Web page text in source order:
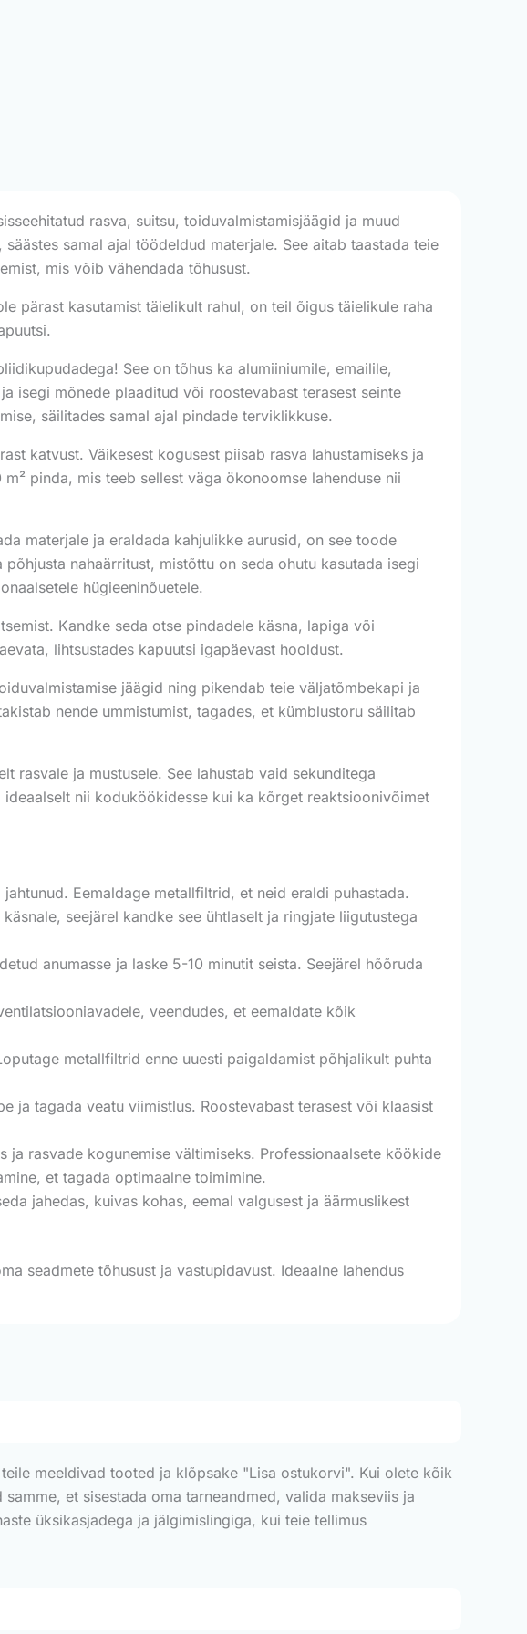
rasva, suitsu, toiduvalmistamisjäägid ja muud
samal ajal töödeldud materjale. See aitab taastada teie
mis võib vähendada tõhusust.
pärast kasutamist täielikult rahul, on teil õigus täielikule raha
See on tõhus ka alumiiniumile, emailile,
isegi mõnede plaaditud või roostevabast terasest seinte
säilitades samal ajal pindade terviklikkuse.
katvust. Väikesest kogusest piisab rasva lahustamiseks ja
pinda, mis teeb sellest väga ökonoomse lahenduse nii
materjale ja eraldada kahjulikke aurusid, on see toode
nahaärritust, mistõttu on seda ohutu kasutada isegi
hügieeninõuetele.
Kandke seda otse pindadele käsna, lapiga või
lihtsustades kapuutsi igapäevast hooldust.
jäägid ning pikendab teie väljatõmbekapi ja
nende ummistumist, tagades, et kümblustoru säilitab
rasvale ja mustusele. See lahustab vaid sekunditega
nii koduköökidesse kui ka kõrget reaktsioonivõimet
Eemaldage metallfiltrid, et neid eraldi puhastada.
seejärel kandke see ühtlaselt ja ringjate liigutustega
anumasse ja laske 5-10 minutit seista. Seejärel hõõruda
veendudes, et eemaldate kõik
metallfiltrid enne uuesti paigaldamist põhjalikult puhta
ja tagada veatu viimistlus. Roostevabast terasest või klaasist
rasvade kogunemise vältimiseks. Professionaalsete köökide
et tagada optimaalne toimimine.
jahedas, kuivas kohas, eemal valgusest ja äärmuslikest
seadmete tõhusust ja vastupidavust. Ideaalne lahendus
meeldivad tooted ja klõpsake "Lisa ostukorvi". Kui olete kõik
et sisestada oma tarneandmed, valida makseviis ja
üksikasjadega ja jälgimislingiga, kui teie tellimus